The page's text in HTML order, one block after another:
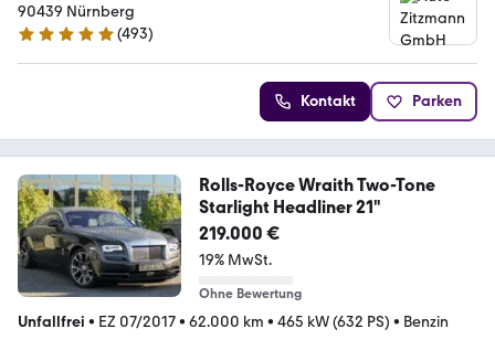
90439 Nürnberg
4.9 Sterne
(493)
Kontakt Parken
Rolls-Royce Wraith Two-Tone
Starlight Headliner 21"
219.000 €
19% MwSt.
Ohne Bewertung
Unfallfrei • EZ 07/2017• 62.000 km • 465 kW (632 PS) • Benzin